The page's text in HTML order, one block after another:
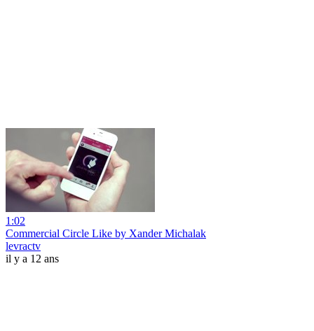
1:02
Commercial Circle Like by Xander Michalak
levractv
il y a 12 ans